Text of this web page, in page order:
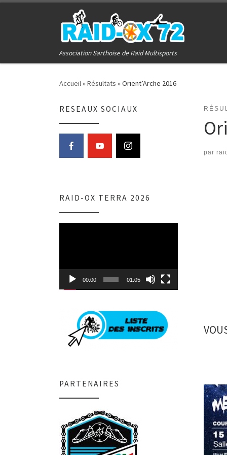
Association Sarthoise de Raid Multisports
Accueil»Résultats »Orient’Arche 2016
par
RESEAUX SOCIAUX
RAID-OX TERRA 2026
00:00 01:05
PARTENAIRES